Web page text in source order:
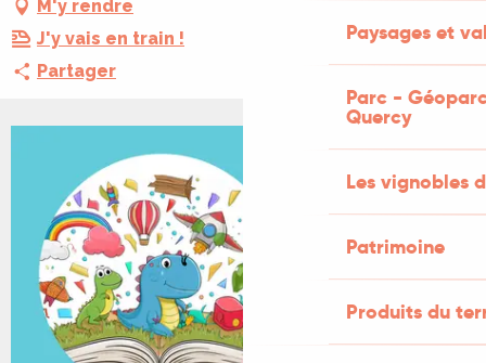
Paysages et
Parc -
Quercy
Les vignobles
Patrimoine
Produits du
M'y rendre
J'y vais en train !
Partager